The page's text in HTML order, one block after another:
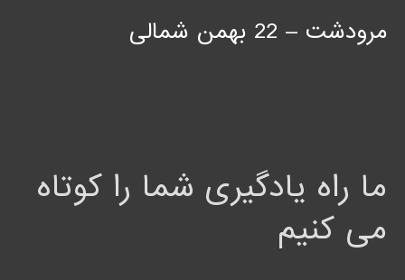
مرودشت – 22 بهمن شمالی
ما راه یادگیری شما را کوتاه
می کنیم